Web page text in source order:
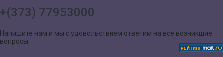
+(373) 77953000
Напишите нам и мы с удовольствием ответим на все возникшие
вопросы